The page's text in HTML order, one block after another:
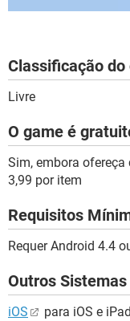
Classificação do
Livre
O game é
Sim, embora
3,99 por item
Requisitos
Requer Android 4.4
Outros Sistemas
iOS para iOS e